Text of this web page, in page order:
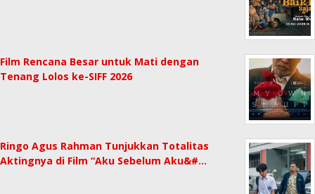
Film Rencana Besar untuk Mati dengan
Tenang Lolos ke-SIFF 2026
Ringo Agus Rahman Tunjukkan Totalitas
Aktingnya di Film “Aku Sebelum Aku&#…